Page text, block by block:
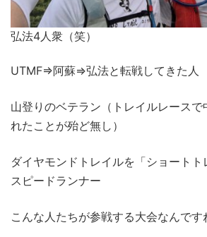
弘法4人衆（笑）
UTMF⇒阿蘇⇒弘法と転戦してきた人
山登りのベテラン（トレイルレース
れたことが殆ど無し）
ダイヤモンドトレイルを「ショートト
スピードランナー
こんな人たちが参戦する大会なんです